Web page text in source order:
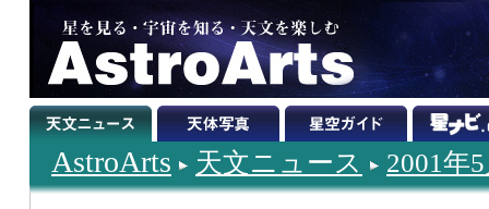
AstroArts 天文ニュース 2001年